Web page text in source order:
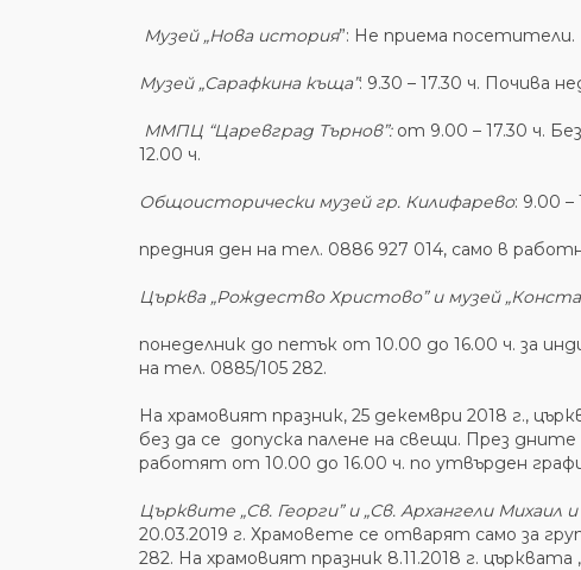
Музей „Нова история”: Не приема посетители.
Музей „Сарафкина къща”: 9.30 – 17.30 ч. Почива
ММПЦ “Царевград Търнов”:от 9.00 – 17.30 ч.
12.00 ч.
Общоисторически музей гр. Килифарево: 9.00
предния ден на тел. 0886 927 014, само в
Църква „Рождество Христово” и музей
понеделник до петък от 10.00 до 16.00 ч. за
на тел. 0885/105 282.
На храмовият празник, 25 декември 2018 г.,
без да се допуска палене на свещи. През
работят от 10.00 до 16.00 ч. по утвърден
Църквите „Св. Георги” и „Св. Архангели Михаил и
20.03.2019 г. Храмовете се отварят само за
282. На храмовият празник 8.11.2018 г.